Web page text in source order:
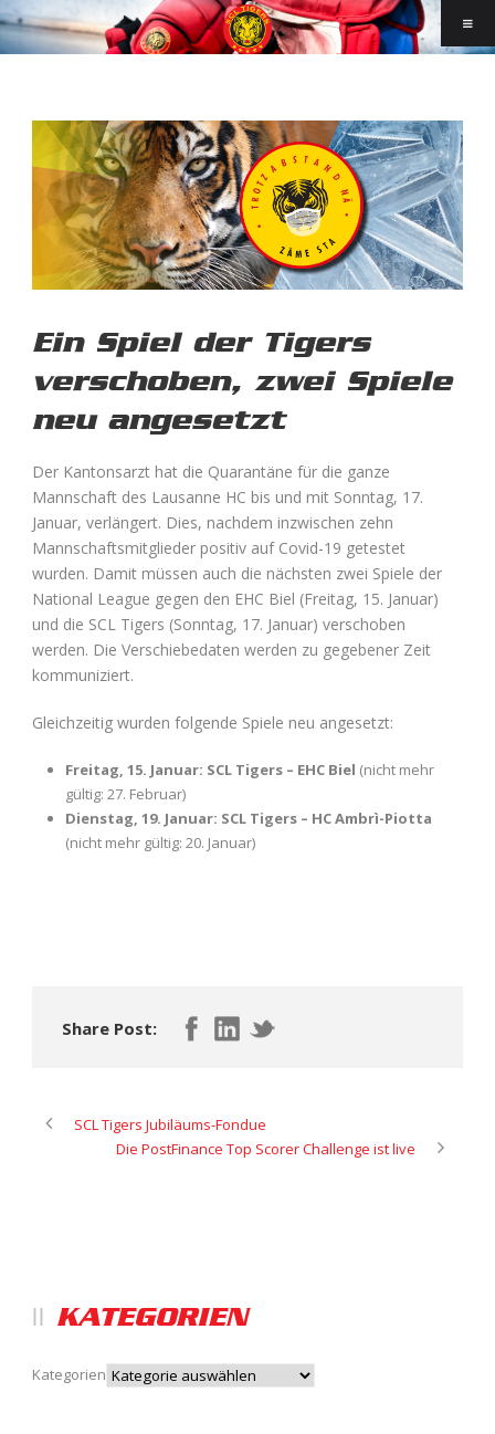
Ein Spiel der Tigers
verschoben, zwei Spiele
neu angesetzt
Der Kantonsarzt hat die Quarantäne für die ganze
Mannschaft des Lausanne HC bis und mit Sonntag, 17.
Januar, verlängert. Dies, nachdem inzwischen zehn
Mannschaftsmitglieder positiv auf Covid-19 getestet
wurden. Damit müssen auch die nächsten zwei Spiele der
National League gegen den EHC Biel (Freitag, 15. Januar)
und die SCL Tigers (Sonntag, 17. Januar) verschoben
werden. Die Verschiebedaten werden zu gegebener Zeit
kommuniziert.
Gleichzeitig wurden folgende Spiele neu angesetzt:
Freitag, 15. Januar: SCL Tigers – EHC Biel (nicht mehr
gültig: 27. Februar)
Dienstag, 19. Januar: SCL Tigers – HC Ambrì-Piotta
(nicht mehr gültig: 20. Januar)
Share Post:
SCL Tigers Jubiläums-Fondue
Die PostFinance Top Scorer Challenge ist live
KATEGORIEN
Kategorien